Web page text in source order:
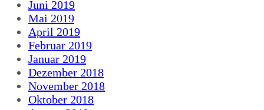
Juni 2019
Mai 2019
April 2019
Februar 2019
Januar 2019
Dezember 2018
November 2018
Oktober 2018